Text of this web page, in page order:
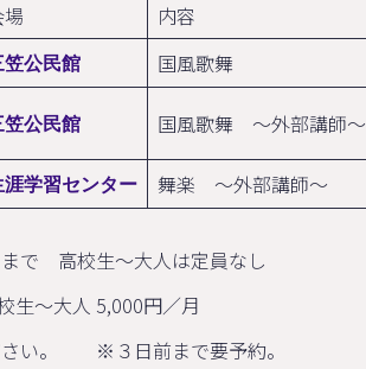
場
内
笠公民館
国風歌舞
笠公民館 国風歌舞 ～外部講師～
涯学習センター 舞楽 ～外部講師～
で 高校生～大人は定員なし
～大人 5,000円／月
さい。 ※３日前まで要予約。